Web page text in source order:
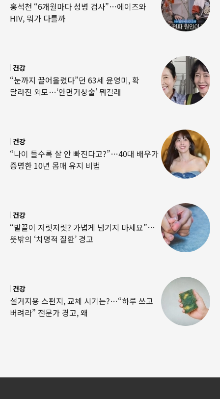
홍석천 “6개월마다 성병 검사”…에이즈와
HIV, 뭐가 다를까
건강
“눈까지 끌어올렸다”던 63세 윤영미, 확
달라진 외모…‘안면거상술’ 뭐길래
건강
“나이 들수록 살 안 빠진다고?”…40대 배우가
증명한 10년 몸매 유지 비법
건강
“발끝이 저릿저릿? 가볍게 넘기지 마세요”…
뜻밖의 ‘치명적 질환’ 경고
건강
설거지용 스펀지, 교체 시기는?…“하루 쓰고
버려라” 전문가 경고, 왜